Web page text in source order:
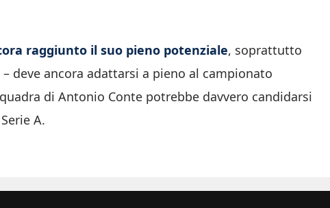
raggiunto il suo pieno potenziale, soprattutto
deve ancora adattarsi a pieno al campionato
di Antonio Conte potrebbe davvero candidarsi
A.